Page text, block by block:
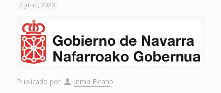
2 junio, 2020
Publicado por Inma Elcano